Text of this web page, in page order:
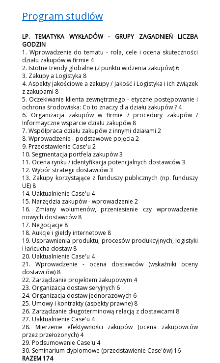
Program studiów
LP. TEMATYKA WYKŁADÓW - GRUPY ZAGADNIEŃ
LICZBA
GODZIN
1. Wprowadzenie do tematu - rola, cele i ocena skuteczności
działu zakupów w firmie 4
2. Istotne trendy globalne (z punktu widzenia zakupów) 6
3. Zakupy a Logistyka 8
4. Aspekty jakościowe a zakupy / Jakość i Logistyka i ich związek
z zakupami 8
5. Oczekiwanie klienta zewnętrznego - etyczne postępowanie i
ochrona środowiska: Co to znaczy dla działu zakupów ? 4
6. Organizacja zakupów w firmie / procedury zakupów /
Informayczne wsparcie działu zakupów 8
7. Współpraca działu zakupów z innymi działami 2
8. Wprowadzenie - podstawowe pojęcia 2
9. Przedstawienie Case'u 2
10. Segmentacja portfela zakupów 3
11. Ocena rynku / identyfikacja potencjalnych dostawców 3
12. Wybór strategii dostawców 3
13. Zakupy korzystające z funduszy publicznych (np. funduszy
UE) 8
14. Uaktualnienie Case'u 4
15. Narzędzia zakupów - wprowadzenie 2
16. Zmiany wolumenów, przeniesienie czy wprowadzenie
nowych dostawców 8
17. Negocjacje 8
18. Aukcje i giełdy internetowe 8
19. Usprawnienia produktu, procesów produkcyjnych, logistyki
i łańcucha dostaw 8
20. Uaktualnienie Case'u 4
21. Wprowadzenie - ocena dostawców (wskaźniki oceny
dostawców) 8
22. Zarządzanie projektem zakupowym 4
23. Organizacja dostaw seryjnych 6
24. Organizacja dostaw jednorazowych 6
25. Umowy i kontrakty (aspekty prawne) 8
26. Zarządzanie długoterminową relacją z dostawcami 8
27. Uaktualnienie Case'u 4
28. Mierzenie efektywności zakupów (ocena zakupowców
przez przełożonych) 4
29. Podsumowanie Case'u 4
30. Seminarium dyplomowe (przedstawienie Case'ów) 16
RAZEM174